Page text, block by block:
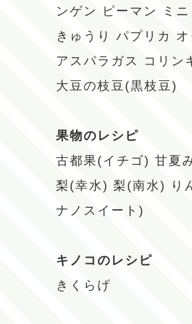
ンゲン
ピーマン
ミ
きゅうり
パプリカ オ
アスパラガス
コリン
大豆の枝豆(黒枝豆)
果物のレシピ
古都果(イチゴ) 甘夏
梨(幸水) 梨(南水)
り
ナノスイート)
キノコのレシピ
きくらげ